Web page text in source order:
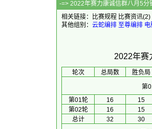
-=> 2022年赛力康
相关链接：
比赛规程 比赛资讯(2)
其他组别： 云蛇编排 至尊编排 电
2022年赛
轮次 总局数 胜负局
第
第01轮 16 15
第02轮
16 15
总计
32 30